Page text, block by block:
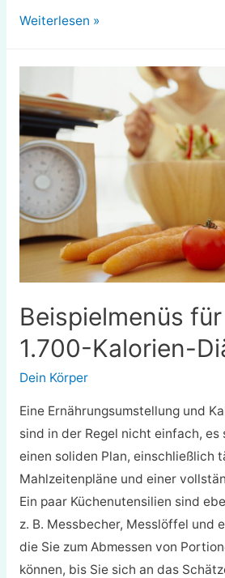
NLEA
auf
Lebensmitteletiketten
Weiterlesen »
Beispielmenüs
1.700-Kalorien-
Dein Körper
Eine Ernährungsumstellung und
sind in der Regel nicht einfach, es
einen soliden Plan, einschließlich
Mahlzeitenpläne und einer
Ein paar Küchenutensilien sind
z. B. Messbecher, Messlöffel und
die Sie zum Abmessen von
können, bis Sie sich an das